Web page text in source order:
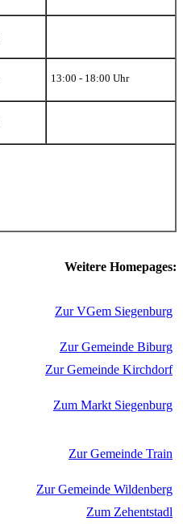
13:00 - 18:00 Uhr
Weitere Homepages:
Zur VGem Siegenburg
Zur Gemeinde Biburg
Zur Gemeinde Kirchdorf
Zum Markt Siegenburg
Zur Gemeinde Train
Zur Gemeinde Wildenberg
Zum Zehentstadl